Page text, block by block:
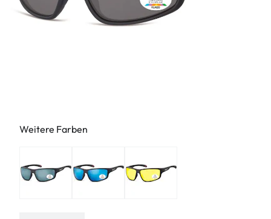
Weitere Farben